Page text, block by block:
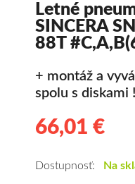
Letné
SINCERA
88T
+ montáž a
spolu s diskami
66,01 €
Dostupnosť: Na